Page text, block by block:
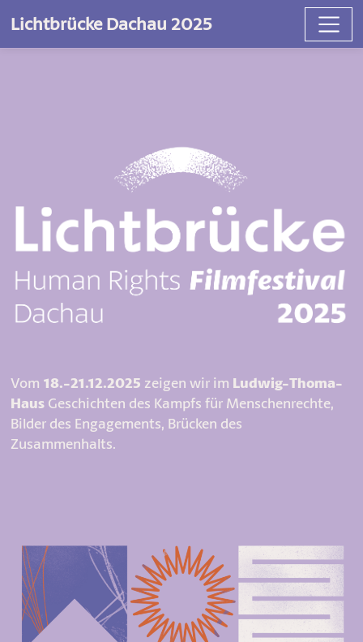
Lichtbrücke Dachau 2025
Vom 18.-21.12.2025 zeigen wir im Ludwig-Thoma-
HausGeschichten des Kampfs für Menschenrechte,
Bilder des Engagements, Brücken des
Zusammenhalts.